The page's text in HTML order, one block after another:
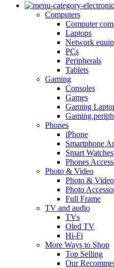
Computers
Computer
Laptops
Network
PCs
Peripherals
Tablets
Gaming
Consoles
Games
Gaming
Gaming
Phones
iPhone
Smartphone
Smart Watches
Phones
Photo & Video
Photo &
Photo
Full Frame
TV and audio
TVs
Oled TV
Hi-Fi
More Ways to Shop
Top Selling
Our